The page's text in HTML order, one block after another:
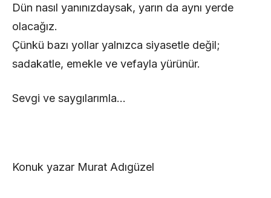
Dün nasıl yanınızdaysak, yarın da aynı yerde
olacağız.
Çünkü bazı yollar yalnızca siyasetle değil;
sadakatle, emekle ve vefayla yürünür.
Sevgi ve saygılarımla…
Konuk yazar Murat Adıgüzel